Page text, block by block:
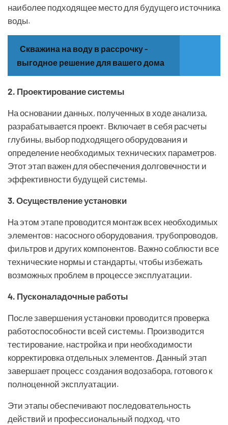
наиболее подходящее место для будущего источника
воды.
Скважина на воду в рассрочку -
выгодное решение для вашего дома
2. Проектирование системы
На основании данных, полученных в ходе анализа,
разрабатывается проект. Включает в себя расчеты
глубины, выбор подходящего оборудования и
определение необходимых технических параметров.
Этот этап важен для обеспечения долговечности и
эффективности будущей системы.
3. Осуществление установки
На этом этапе проводится монтаж всех необходимых
элементов: насосного оборудования, трубопроводов,
фильтров и других компонентов. Важно соблюсти все
технические нормы и стандарты, чтобы избежать
возможных проблем в процессе эксплуатации.
4. Пусконаладочные работы
После завершения установки проводится проверка
работоспособности всей системы. Производится
тестирование, настройка и при необходимости
корректировка отдельных элементов. Данный этап
завершает процесс создания водозабора, готового к
полноценной эксплуатации.
Эти этапы обеспечивают последовательность
действий и профессиональный подход, что